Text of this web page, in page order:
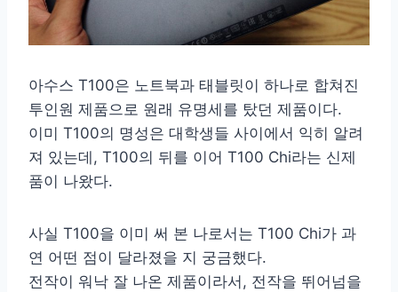
아수스 T100은 노트북과 태블릿이 하나로 합쳐진
투인원 제품으로 원래 유명세를 탔던 제품이다.
이미 T100의 명성은 대학생들 사이에서 익히 알려
져 있는데, T100의 뒤를 이어 T100 Chi라는 신제
품이 나왔다.
사실 T100을 이미 써 본 나로서는 T100 Chi가 과
연 어떤 점이 달라졌을 지 궁금했다.
전작이 워낙 잘 나온 제품이라서, 전작을 뛰어넘을